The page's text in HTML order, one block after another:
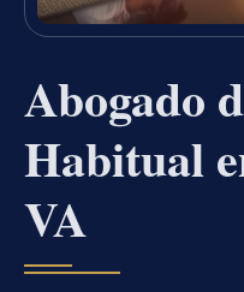
Abogado
Habitual
VA